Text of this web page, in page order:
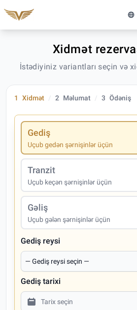
Xidmət
İstədiyiniz variantları seçin və
1 Xidmət 2 Məlumat 3 Ödəniş
Gediş
Uçub gedən şərnişinlər üçün
Tranzit
Uçub keçən şərnişinlər üçün
Gəliş
Uçub gələn şərnişinlər üçün
Gediş reysi
Gediş tarixi